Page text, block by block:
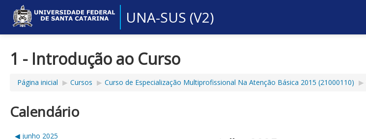
UNA-SUS (V2)
1 - Introdução ao Curso
Página inicial ▶︎ Cursos ▶︎ Curso de Especialização Multiprofissional Na Atenção Básica 2015 (21000110) ▶︎
Calendário
◀︎ junho 2025